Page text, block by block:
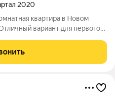
2020
квартира в Новом
вариант для первого
однокомнатная квартира в